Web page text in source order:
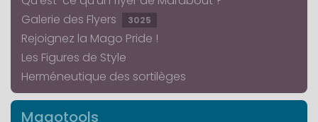
Galerie des Flyers
3025
Rejoignez la Mago Pride !
Les Figures de Style
Herméneutique des sortilèges
Magotools